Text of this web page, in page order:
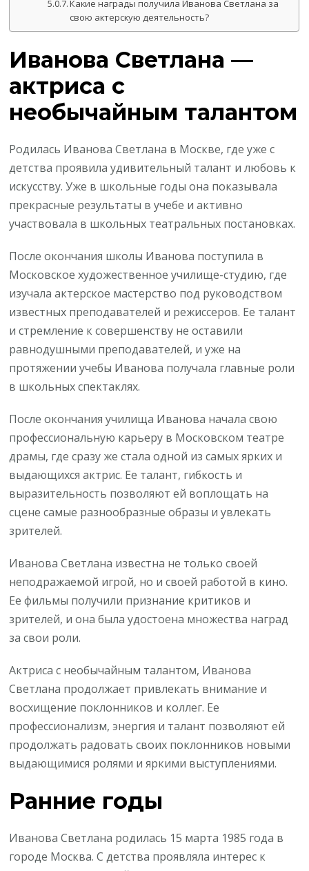
Какие награды получила Иванова Светлана за
свою актерскую деятельность?
Иванова Светлана —
актриса с
необычайным талантом
Родилась Иванова Светлана в Москве, где уже с
детства проявила удивительный талант и любовь к
искусству. Уже в школьные годы она показывала
прекрасные результаты в учебе и активно
участвовала в школьных театральных постановках.
После окончания школы Иванова поступила в
Московское художественное училище-студию, где
изучала актерское мастерство под руководством
известных преподавателей и режиссеров. Ее талант
и стремление к совершенству не оставили
равнодушными преподавателей, и уже на
протяжении учебы Иванова получала главные роли
в школьных спектаклях.
После окончания училища Иванова начала свою
профессиональную карьеру в Московском театре
драмы, где сразу же стала одной из самых ярких и
выдающихся актрис. Ее талант, гибкость и
выразительность позволяют ей воплощать на
сцене самые разнообразные образы и увлекать
зрителей.
Иванова Светлана известна не только своей
неподражаемой игрой, но и своей работой в кино.
Ее фильмы получили признание критиков и
зрителей, и она была удостоена множества наград
за свои роли.
Актриса с необычайным талантом, Иванова
Светлана продолжает привлекать внимание и
восхищение поклонников и коллег. Ее
профессионализм, энергия и талант позволяют ей
продолжать радовать своих поклонников новыми
выдающимися ролями и яркими выступлениями.
Ранние годы
Иванова Светлана родилась 15 марта 1985 года в
городе Москва. С детства проявляла интерес к